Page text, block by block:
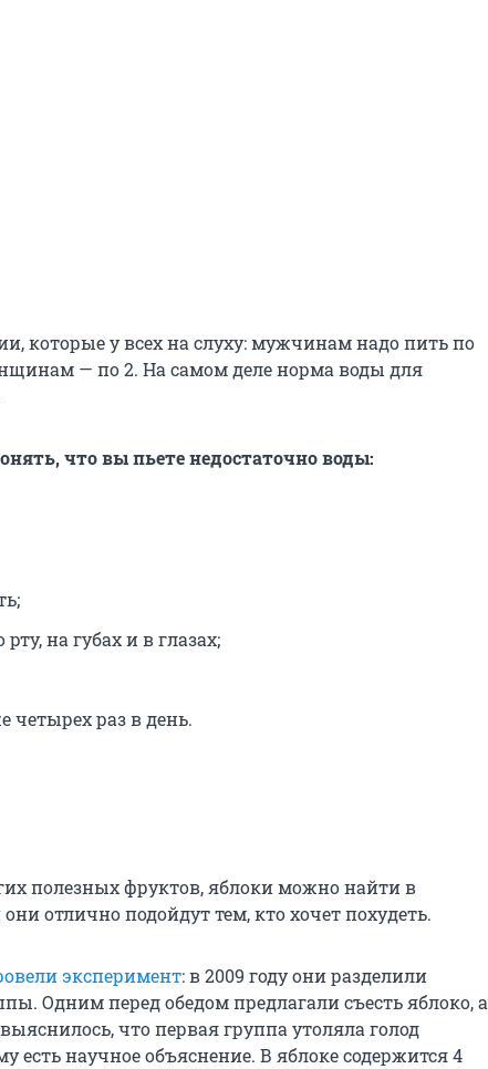
которые у всех на слуху: мужчинам надо пить по
— по 2. На самом деле норма воды для
что вы пьете недостаточно воды:
на губах и в глазах;
четырех раз в день.
полезных фруктов, яблоки можно найти в
отлично подойдут тем, кто хочет похудеть.
эксперимент: в 2009 году они разделили
Одним перед обедом предлагали съесть яблоко, а
что первая группа утоляла голод
есть научное объяснение. В яблоке содержится 4